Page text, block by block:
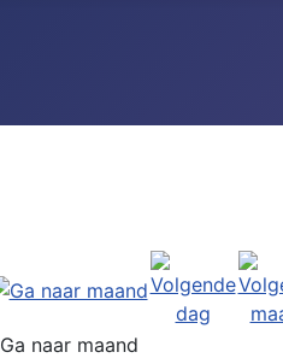
Ga naar maand